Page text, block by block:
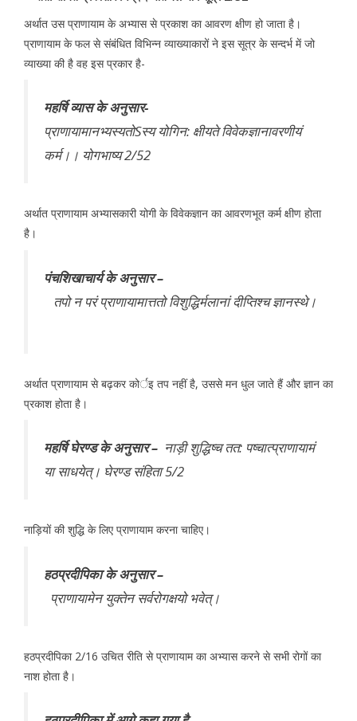
अर्थात उस प्राणायाम के अभ्यास से प्रकाश का आवरण क्षीण हो जाता है।
प्राणायाम के फल से संबंधित विभिन्न व्याख्याकारों ने इस सूत्र के सन्दर्भ में जो
व्याख्या की है वह इस प्रकार है-
महर्षि व्यास के अनुसार-
प्राणायामानभ्यस्यतोSस्य योगिन: क्षीयते विवेकज्ञानावरणीयं
कर्म।। योगभाष्य 2/52
अर्थात प्राणायाम अभ्यासकारी योगी के विवेकज्ञान का आवरणभूत कर्म क्षीण होता
है।
पंचशिखाचार्य के अनुसार –
तपो न परं प्राणायामात्ततो विशुद्धिर्मलानां दीप्तिश्च ज्ञानस्थे।
अर्थात प्राणायाम से बढ़कर कोर्इ तप नहीं है, उससे मन धुल जाते हैं और ज्ञान का
प्रकाश होता है।
महर्षि घेरण्ड के अनुसार – नाड़ी शुद्धिष्च तत: पष्चात्प्राणायामं
या साधयेत्। घेरण्ड संहिता 5/2
नाड़ियों की शुद्धि के लिए प्राणायाम करना चाहिए।
हठप्रदीपिका के अनुसार –
प्राणायामेन युक्तेन सर्वरोगक्षयो भवेत्।
हठप्रदीपिका 2/16 उचित रीति से प्राणायाम का अभ्यास करने से सभी रोगों का
नाश होता है।